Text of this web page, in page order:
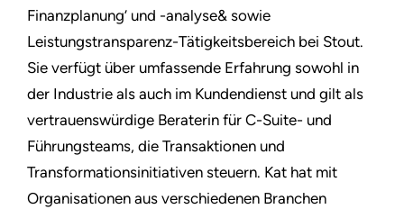
Finanzplanung’ und -analyse& sowie
Leistungstransparenz-Tätigkeitsbereich bei Stout.
Sie verfügt über umfassende Erfahrung sowohl in
der Industrie als auch im Kundendienst und gilt als
vertrauenswürdige Beraterin für C-Suite- und
Führungsteams, die Transaktionen und
Transformationsinitiativen steuern. Kat hat mit
Organisationen aus verschiedenen Branchen